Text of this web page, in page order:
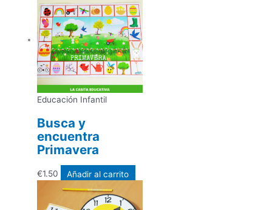
Educación Infantil
Busca y
encuentra
Primavera
€1.50 Añadir al carrito